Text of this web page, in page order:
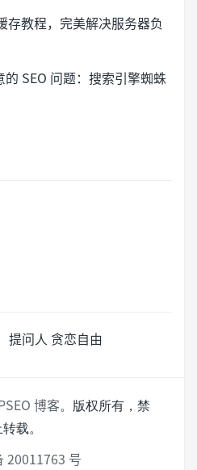
存教程，完美解决服务器负
的 SEO 问题：搜索引擎蜘蛛
提问人 贪恋自由
博客。版权所有，禁
载。
20011763 号